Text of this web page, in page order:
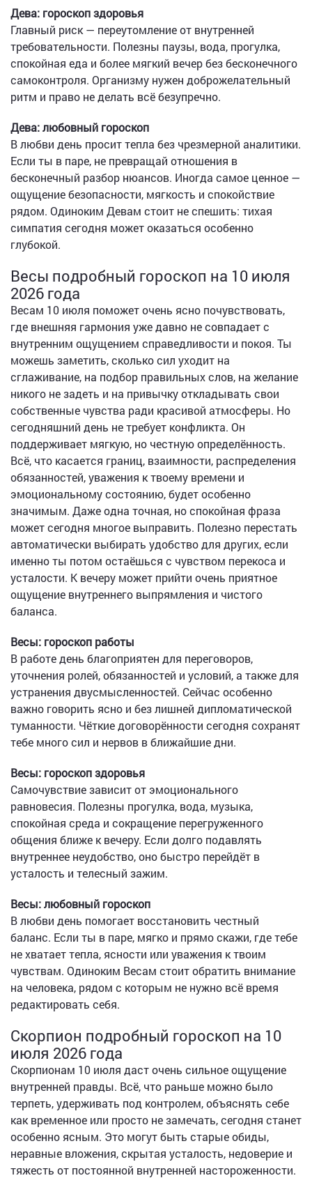
Дева: гороскоп здоровья
Главный риск — переутомление от внутренней
требовательности. Полезны паузы, вода, прогулка,
спокойная еда и более мягкий вечер без бесконечного
самоконтроля. Организму нужен доброжелательный
ритм и право не делать всё безупречно.
Дева: любовный гороскоп
В любви день просит тепла без чрезмерной аналитики.
Если ты в паре, не превращай отношения в
бесконечный разбор нюансов. Иногда самое ценное —
ощущение безопасности, мягкость и спокойствие
рядом. Одиноким Девам стоит не спешить: тихая
симпатия сегодня может оказаться особенно
глубокой.
Весы подробный гороскоп на 10 июля
2026 года
Весам 10 июля поможет очень ясно почувствовать,
где внешняя гармония уже давно не совпадает с
внутренним ощущением справедливости и покоя. Ты
можешь заметить, сколько сил уходит на
сглаживание, на подбор правильных слов, на желание
никого не задеть и на привычку откладывать свои
собственные чувства ради красивой атмосферы. Но
сегодняшний день не требует конфликта. Он
поддерживает мягкую, но честную определённость.
Всё, что касается границ, взаимности, распределения
обязанностей, уважения к твоему времени и
эмоциональному состоянию, будет особенно
значимым. Даже одна точная, но спокойная фраза
может сегодня многое выправить. Полезно перестать
автоматически выбирать удобство для других, если
именно ты потом остаёшься с чувством перекоса и
усталости. К вечеру может прийти очень приятное
ощущение внутреннего выпрямления и чистого
баланса.
Весы: гороскоп работы
В работе день благоприятен для переговоров,
уточнения ролей, обязанностей и условий, а также для
устранения двусмысленностей. Сейчас особенно
важно говорить ясно и без лишней дипломатической
туманности. Чёткие договорённости сегодня сохранят
тебе много сил и нервов в ближайшие дни.
Весы: гороскоп здоровья
Самочувствие зависит от эмоционального
равновесия. Полезны прогулка, вода, музыка,
спокойная среда и сокращение перегруженного
общения ближе к вечеру. Если долго подавлять
внутреннее неудобство, оно быстро перейдёт в
усталость и телесный зажим.
Весы: любовный гороскоп
В любви день помогает восстановить честный
баланс. Если ты в паре, мягко и прямо скажи, где тебе
не хватает тепла, ясности или уважения к твоим
чувствам. Одиноким Весам стоит обратить внимание
на человека, рядом с которым не нужно всё время
редактировать себя.
Скорпион подробный гороскоп на 10
июля 2026 года
Скорпионам 10 июля даст очень сильное ощущение
внутренней правды. Всё, что раньше можно было
терпеть, удерживать под контролем, объяснять себе
как временное или просто не замечать, сегодня станет
особенно ясным. Это могут быть старые обиды,
неравные вложения, скрытая усталость, недоверие и
тяжесть от постоянной внутренней настороженности.